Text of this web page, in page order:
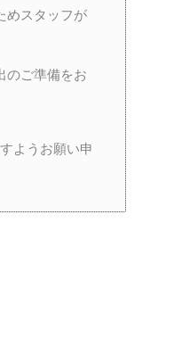
めスタッフが
のご準備をお
ようお願い申